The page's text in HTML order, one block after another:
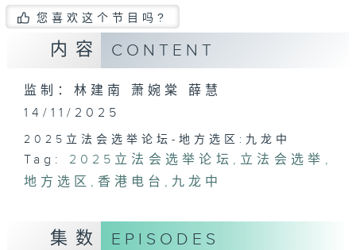
您喜欢这个节目吗?
内容 CONTENT
监制：林建南 萧婉棠 薛慧
14/11/2025
2025立法会选举论坛-地方选区:九龙中
Tag: 2025立法会选举论坛 , 立法会选举 ,
地方选区 , 香港电台 ,九龙中
集数 EPISODES